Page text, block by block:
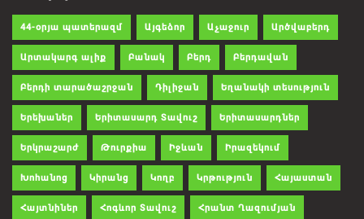
44-օրյա պատերազմ Այգեձոր Աչաջուր Արծվաբերդ
Արտակարգ ալիք Բանակ Բերդ Բերդավան
Բերդի տարածաշրջան Դիլիջան Եղանակի տեսություն
Երեխաներ Երիտասարդ Տավուշ Երիտասարդներ
Երկրաշարժ Թուրքիա Իջևան Իրազեկում
Խոհանոց Կիրանց Կողբ Կրթություն Հայաստան
Հայտնիներ Հոգևոր Տավուշ Հրանտ Ղազումյան